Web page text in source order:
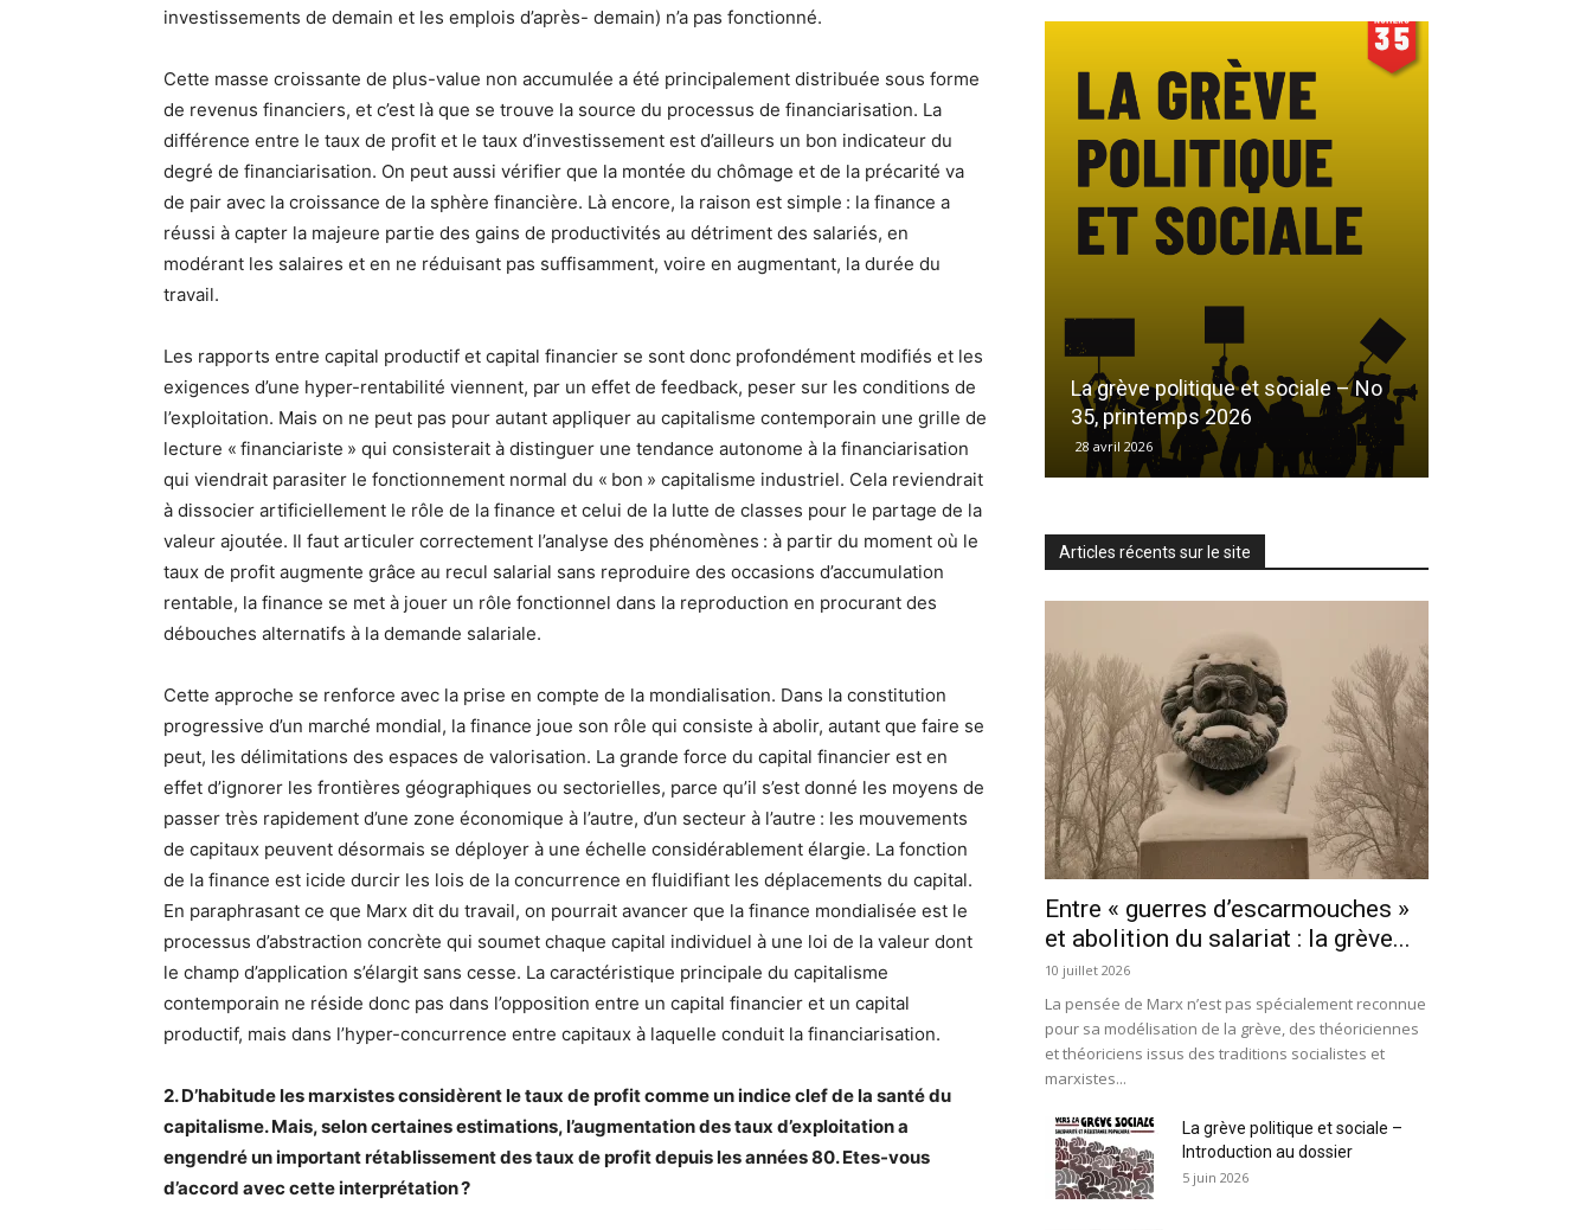
investissements de demain et les emplois d’après- demain) n’a pas fonctionné.
Cette masse croissante de plus-value non accumulée a été principalement distribuée sous forme
de revenus financiers, et c’est là que se trouve la source du processus de financiarisation. La
différence entre le taux de profit et le taux d’investissement est d’ailleurs un bon indicateur du
degré de financiarisation. On peut aussi vérifier que la montée du chômage et de la précarité va
de pair avec la croissance de la sphère financière. Là encore, la raison est simple : la finance a
réussi à capter la majeure partie des gains de productivités au détriment des salariés, en
modérant les salaires et en ne réduisant pas suffisamment, voire en augmentant, la durée du
travail.
Les rapports entre capital productif et capital financier se sont donc profondément modifiés et les
exigences d’une hyper-rentabilité viennent, par un effet de feedback, peser sur les conditions de
l’exploitation. Mais on ne peut pas pour autant appliquer au capitalisme contemporain une grille de
lecture « financiariste » qui consisterait à distinguer une tendance autonome à la financiarisation
qui viendrait parasiter le fonctionnement normal du « bon » capitalisme industriel. Cela reviendrait
à dissocier artificiellement le rôle de la finance et celui de la lutte de classes pour le partage de la
valeur ajoutée. Il faut articuler correctement l’analyse des phénomènes : à partir du moment où le
taux de profit augmente grâce au recul salarial sans reproduire des occasions d’accumulation
rentable, la finance se met à jouer un rôle fonctionnel dans la reproduction en procurant des
débouches alternatifs à la demande salariale.
Cette approche se renforce avec la prise en compte de la mondialisation. Dans la constitution
progressive d’un marché mondial, la finance joue son rôle qui consiste à abolir, autant que faire se
peut, les délimitations des espaces de valorisation. La grande force du capital financier est en
effet d’ignorer les frontières géographiques ou sectorielles, parce qu’il s’est donné les moyens de
passer très rapidement d’une zone économique à l’autre, d’un secteur à l’autre : les mouvements
de capitaux peuvent désormais se déployer à une échelle considérablement élargie. La fonction
de la finance est icide durcir les lois de la concurrence en fluidifiant les déplacements du capital.
En paraphrasant ce que Marx dit du travail, on pourrait avancer que la finance mondialisée est le
processus d’abstraction concrète qui soumet chaque capital individuel à une loi de la valeur dont
le champ d’application s’élargit sans cesse. La caractéristique principale du capitalisme
contemporain ne réside donc pas dans l’opposition entre un capital financier et un capital
productif, mais dans l’hyper-concurrence entre capitaux à laquelle conduit la financiarisation.
2. D’habitude les marxistes considèrent le taux de profit comme un indice clef de la santé du
capitalisme. Mais, selon certaines estimations, l’augmentation des taux d’exploitation a
engendré un important rétablissement des taux de profit depuis les années 80. Etes-vous
d’accord avec cette interprétation ?
La grève politique et sociale – No
35, printemps 2026
28 avril 2026
Articles récents sur le site
Entre « guerres d’escarmouches »
et abolition du salariat : la grève...
10 juillet 2026
La pensée de Marx n’est pas spécialement reconnue
pour sa modélisation de la grève, des théoriciennes
et théoriciens issus des traditions socialistes et
marxistes...
La grève politique et sociale –
Introduction au dossier
5 juin 2026